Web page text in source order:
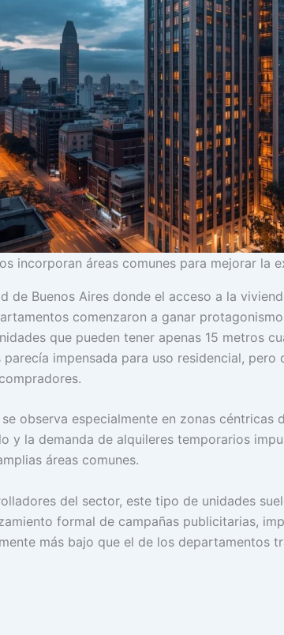
incorporan áreas comunes para mejorar la
de Buenos Aires donde el acceso a la
comenzaron a ganar
que pueden tener apenas 15 metros
parecía impensada para uso residencial,
observa especialmente en zonas céntricas
y la demanda de alquileres temporarios
áreas comunes.
del sector, este tipo de unidades
formal de campañas publicitarias,
más bajo que el de los departamentos